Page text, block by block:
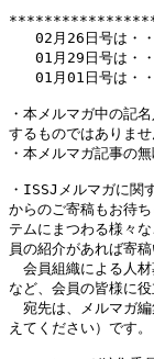
02月26日号は・
01月29日号は・
01月01日号は・
・本メルマガ中の記
するものではありませ
・本メルマガ記事の
・ISSJメルマガに関
からのご寄稿もお待
テムにまつわる様々
員の紹介があれば寄稿
会員組織による人材
など、会員の皆様に
宛先は、メルマガ
えてください）です。